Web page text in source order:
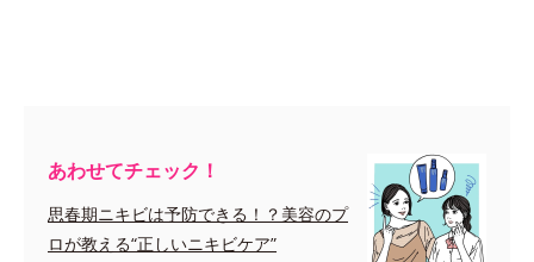
あわせてチェック！
思春期ニキビは予防できる！？美容のプ
ロが教える“正しいニキビケア”